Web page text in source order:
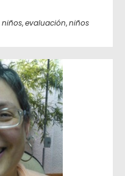
,evaluación,niños